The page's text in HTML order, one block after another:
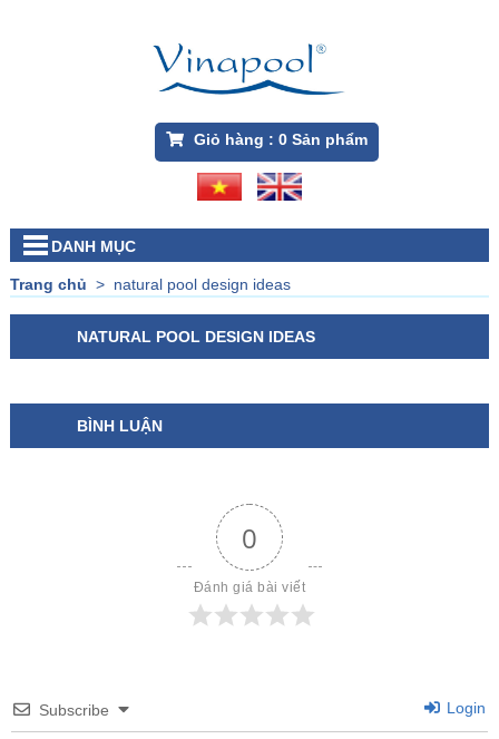
Giỏ hàng : 0Sản phẩm
DANH MỤC
Trang chủ > natural pool design ideas
NATURAL POOL DESIGN IDEAS
BÌNH LUẬN
0
Đánh giá bài viết
Subscribe Login